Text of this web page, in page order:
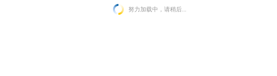
努力加载中，请稍后...